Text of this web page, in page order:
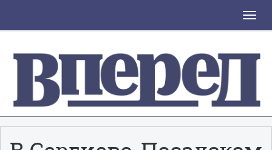
Toggle